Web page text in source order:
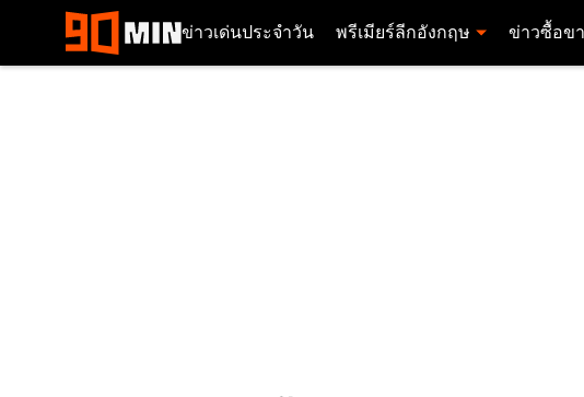
ข่าวเด่นประจำวัน พรีเมียร์ลีกอังกฤษ ข่าวซื้อข